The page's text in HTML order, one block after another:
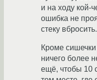
и на ходу кой-
ошибка не
стеку вбросить.
Кроме
ничего более
ещё, чтобы 10